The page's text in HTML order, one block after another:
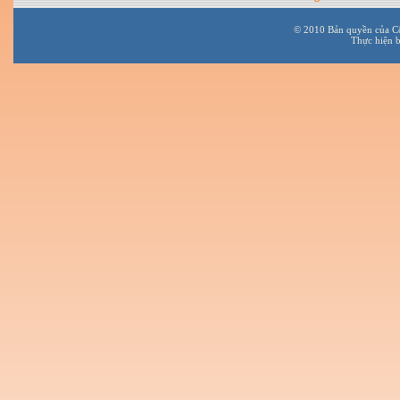
© 2010 Bản quyền của
Thực hiện